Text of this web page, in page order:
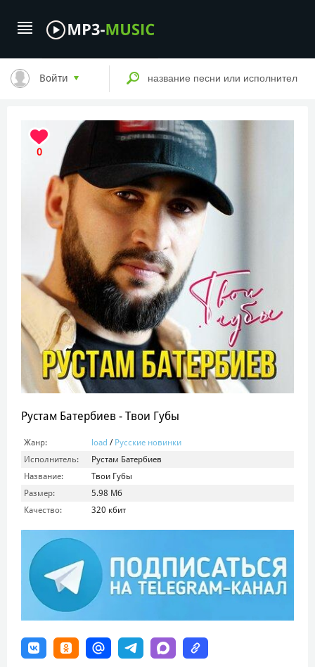
Войти
0
Рустам Батербиев - Твои Губы
Жанр: load / Русские новинки
Исполнитель:
Рустам Батербиев
Название:
Твои Губы
Размер:
5.98 Мб
Качество:
320 кбит